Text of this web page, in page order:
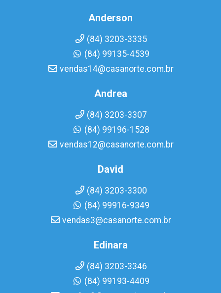
Anderson
(84) 3203-3335
(84) 99135-4539
vendas14@casanorte.com.br
Andrea
(84) 3203-3307
(84) 99196-1528
vendas12@casanorte.com.br
David
(84) 3203-3300
(84) 99916-9349
vendas3@casanorte.com.br
Edinara
(84) 3203-3346
(84) 99193-4409